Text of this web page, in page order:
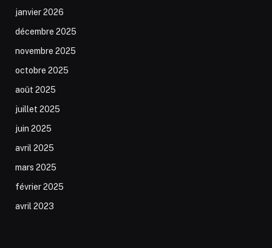
janvier 2026
décembre 2025
novembre 2025
octobre 2025
août 2025
juillet 2025
juin 2025
avril 2025
mars 2025
février 2025
avril 2023